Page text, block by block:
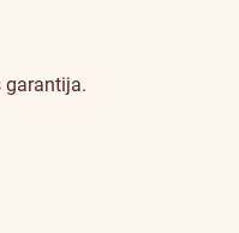
garantija.